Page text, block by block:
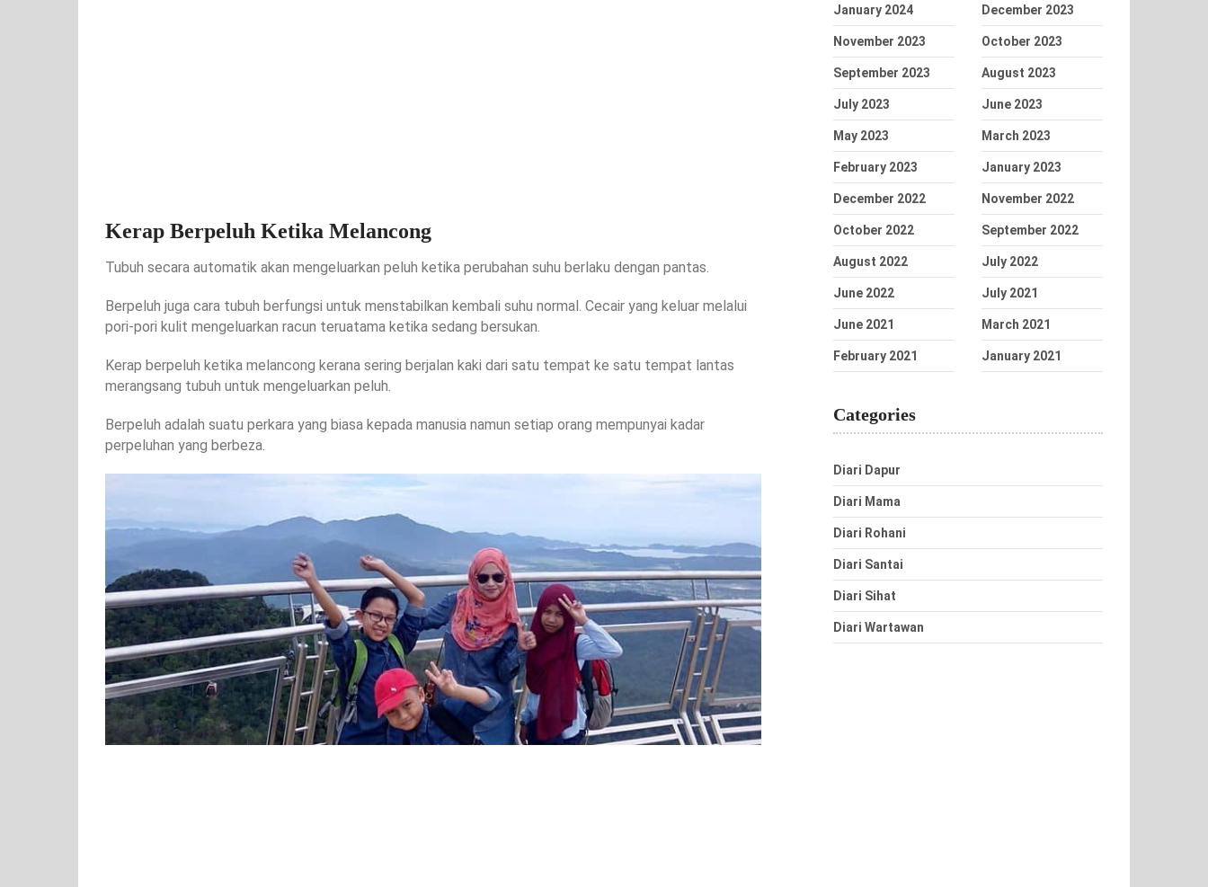
Kerap Berpeluh Ketika Melancong
Tubuh secara automatik akan mengeluarkan peluh ketika perubahan suhu berlaku dengan pantas.
Berpeluh juga cara tubuh berfungsi untuk menstabilkan kembali suhu normal. Cecair yang keluar melalui
pori-pori kulit mengeluarkan racun teruatama ketika sedang bersukan.
Kerap berpeluh ketika melancong kerana sering berjalan kaki dari satu tempat ke satu tempat lantas
merangsang tubuh untuk mengeluarkan peluh.
Berpeluh adalah suatu perkara yang biasa kepada manusia namun setiap orang mempunyai kadar
perpeluhan yang berbeza.
January 2024 December 2023
November 2023 October 2023
September 2023 August 2023
July 2023 June 2023
May 2023 March 2023
February 2023 January 2023
December 2022 November 2022
October 2022 September 2022
August 2022 July 2022
June 2022 July 2021
June 2021 March 2021
February 2021 January 2021
Categories
Diari Dapur
Diari Mama
Diari Rohani
Diari Santai
Diari Sihat
Diari Wartawan